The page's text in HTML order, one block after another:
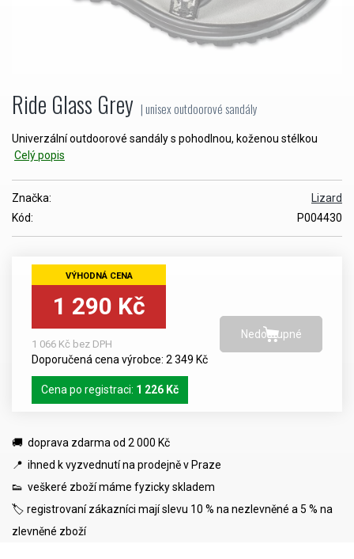
Ride Glass Grey | unisex outdoorové sandály
Univerzální outdoorové sandály s pohodlnou, koženou stélkou
Celý popis
Lizard
Značka:
P004430
Kód:
1 290 Kč
1 066 Kč bez DPH
Doporučená cena výrobce: 2 349 Kč
Cena po registraci: 1 226 Kč
🚚 doprava zdarma od 2 000 Kč
📍 ihned k vyzvednutí na prodejně v Praze
👟 veškeré zboží máme fyzicky skladem
🏷️ registrovaní zákazníci mají slevu 10 % na nezlevněné a 5 % na
zlevněné zboží